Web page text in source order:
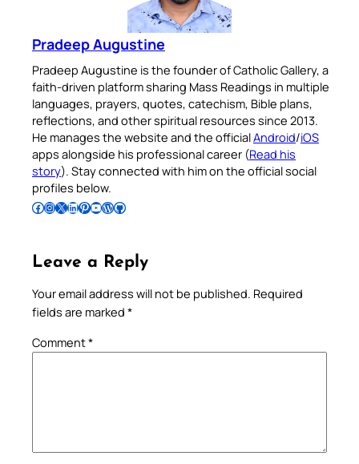
Pradeep Augustine
Pradeep Augustine is the founder of Catholic Gallery, a
faith-driven platform sharing Mass Readings in multiple
languages, prayers, quotes, catechism, Bible plans,
reflections, and other spiritual resources since 2013.
He manages the website and the officialAndroid/iOS
apps alongside his professional career (Read his
story). Stay connected with him on the official social
profiles below.
Follow Pradeep on Facebook Follow Pradeep on InstagramFollow Pradeep on X Follow Pradeep on LinkedIn Follow Pradeep on Pinterest Subscribe to Pradeep’s Youtube Channel Follow Pradeep on WordPress Follow Pradeep on GitHub
Leave a Reply
Your email address will not be published. Required
fields are marked *
Comment*